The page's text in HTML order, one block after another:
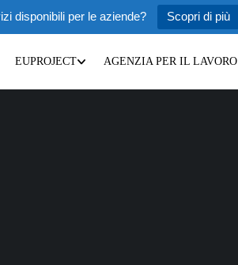
disponibili per le aziende? Scopri di più
EUPROJECT AGENZIA PER IL LAVORO